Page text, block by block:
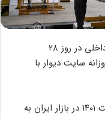
صفر داخلی در روز ۲۸
روزانه سایت دیوار با
قیمت خودرو صفر داخلی امروز ۲۸ اردیبهشت ۱۴۰۱ در بازار ایران به